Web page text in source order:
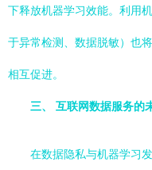
下释放机器学习效能。利用
于异常检测、数据脱敏）也
相互促进。
三、 互联网数据服务的
在数据隐私与机器学习